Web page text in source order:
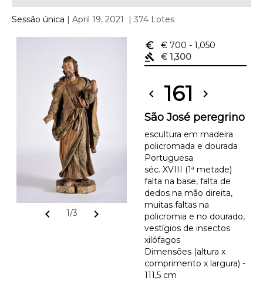
Sessão única | April 19, 2021 | 374 Lotes
chevron_left 1/3 chevron_right
euro_symbol € 700 - 1,050
gavel
€ 1,300
chevron_left 161 chevron_right
São José peregrino
escultura em madeira
policromada e dourada
Portuguesa
séc. XVIII (1ª metade)
falta na base, falta de
dedos na mão direita,
muitas faltas na
policromia e no dourado,
vestígios de insectos
xilófagos
Dimensões (altura x
comprimento x largura) -
111,5 cm